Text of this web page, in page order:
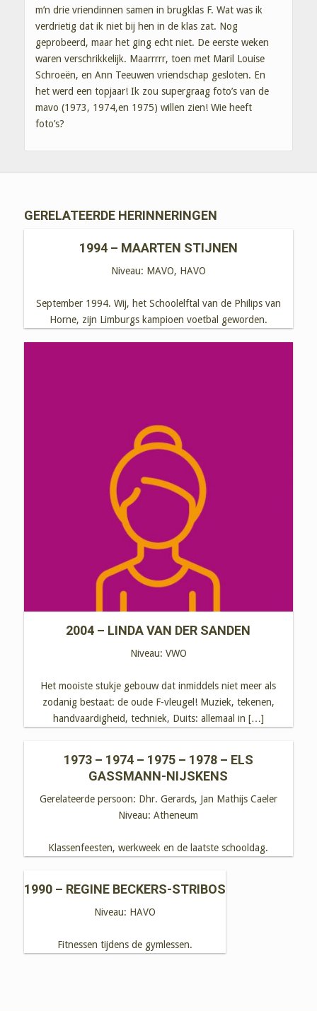
m’n drie vriendinnen samen in brugklas F. Wat was ik
verdrietig dat ik niet bij hen in de klas zat. Nog
geprobeerd, maar het ging echt niet. De eerste weken
waren verschrikkelijk. Maarrrrr, toen met Maril Louise
Schroeën, en Ann Teeuwen vriendschap gesloten. En
het werd een topjaar! Ik zou supergraag foto’s van de
mavo (1973, 1974,en 1975) willen zien! Wie heeft
foto’s?
GERELATEERDE HERINNERINGEN
1994 – MAARTEN STIJNEN
Niveau: MAVO, HAVO
September 1994. Wij, het Schoolelftal van de Philips van
Horne, zijn Limburgs kampioen voetbal geworden.
2004 – LINDA VAN DER SANDEN
Niveau: VWO
Het mooiste stukje gebouw dat inmiddels niet meer als
zodanig bestaat: de oude F-vleugel! Muziek, tekenen,
handvaardigheid, techniek, Duits: allemaal in […]
1973 – 1974 – 1975 – 1978 – ELS
GASSMANN-NIJSKENS
Gerelateerde persoon: Dhr. Gerards, Jan Mathijs Caeler
Niveau: Atheneum
Klassenfeesten, werkweek en de laatste schooldag.
1990 – REGINE BECKERS-STRIBOS
Niveau: HAVO
Fitnessen tijdens de gymlessen.